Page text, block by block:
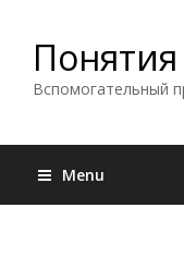
Вспомогательный
Menu